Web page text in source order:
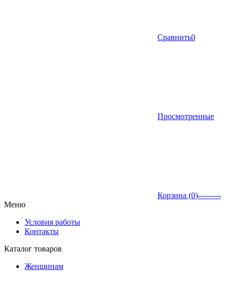
Сравнить0
Просмотренные
Корзина (0)---------
Меню
Условия работы
Контакты
Каталог товаров
Женщинам